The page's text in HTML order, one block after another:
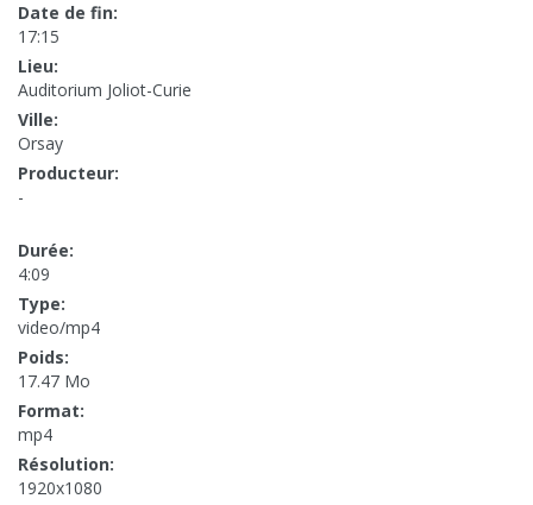
Date de fin:
17:15
Lieu:
Auditorium Joliot-Curie
Ville:
Orsay
Producteur:
-
Durée:
4:09
Type:
video/mp4
Poids:
17.47 Mo
Format:
mp4
Résolution:
1920x1080